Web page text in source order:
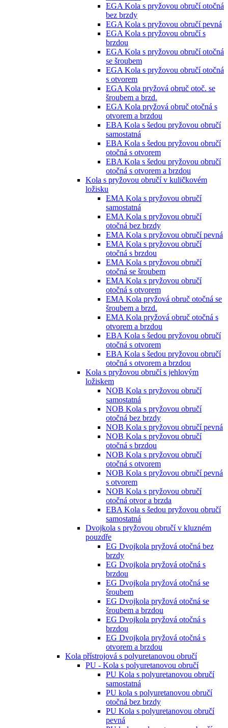
EGA Kola s pryžovou obručí otočná
bez brzdy
EGA Kola s pryžovou obručí pevná
EGA Kola s pryžovou obručí s
brzdou
EGA Kola s pryžovou obručí otočná
se šroubem
EGA Kola s pryžovou obručí otočná
s otvorem
EGA Kola pryžová obruč otoč. se
šroubem a brzd.
EGA Kola pryžová obruč otočná s
otvorem a brzdou
EBA Kola s šedou pryžovou obručí
samostatná
EBA Kola s šedou pryžovou obručí
otočná s otvorem
EBA Kola s šedou pryžovou obručí
otočná s otvorem a brzdou
Kola s pryžovou obručí v kuličkovém
ložisku
EMA Kola s pryžovou obručí
samostatná
EMA Kola s pryžovou obručí
otočná bez brzdy
EMA Kola s pryžovou obručí pevná
EMA Kola s pryžovou obručí
otočná s brzdou
EMA Kola s pryžovou obručí
otočná se šroubem
EMA Kola s pryžovou obručí
otočná s otvorem
EMA Kola pryžová obruč otočná se
šroubem a brzd.
EMA Kola pryžová obruč otočná s
otvorem a brzdou
EBA Kola s šedou pryžovou obručí
otočná s otvorem
EBA Kola s šedou pryžovou obručí
otočná s otvorem a brzdou
Kola s pryžovou obručí s jehlovým
ložiskem
NOB Kola s pryžovou obručí
samostatná
NOB Kola s pryžovou obručí
otočná bez brzdy
NOB Kola s pryžovou obručí pevná
NOB Kola s pryžovou obručí
otočná s brzdou
NOB Kola s pryžovou obručí
otočná s otvorem
NOB Kola s pryžovou obručí pevná
s otvorem
NOB Kola s pryžovou obručí
otočná otvor a brzda
EBA Kola s šedou pryžovou obručí
samostatná
Dvojkola s pryžovou obručí v kluzném
pouzdře
EG Dvojkola pryžová otočná bez
brzdy
EG Dvojkola pryžová otočná s
brzdou
EG Dvojkola pryžová otočná se
šroubem
EG Dvojkola pryžová otočná se
šroubem a brzdou
EG Dvojkola pryžová otočná s
brzdou
EG Dvojkola pryžová otočná s
otvorem a brzdou
Kola přístrojová s polyuretanovou obručí
PU - Kola s polyuretanovou obručí
PU Kola s polyuretanovou obručí
samostatná
PU kola s polyuretanovou obručí
otočná bez brzdy
PU Kola s polyuretanovou obručí
pevná